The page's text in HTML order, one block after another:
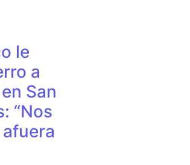
le
a
San
“Nos